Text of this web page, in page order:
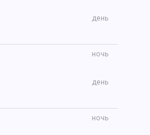
день
ночь
день
ночь